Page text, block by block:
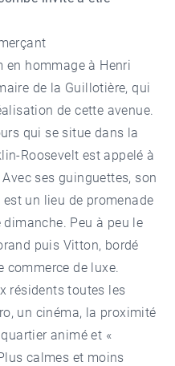
en hommage à Henri
de la Guillotière, qui
de cette avenue.
qui se situe dans la
Roosevelt est appelé à
Avec ses guinguettes, son
un lieu de promenade
Peu à peu le
puis Vitton, bordé
commerce de luxe.
résidents toutes les
un cinéma, la proximité
animé et «
calmes et moins